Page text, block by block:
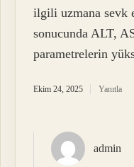
ilgili uzmana sevk
sonucunda ALT,
parametrelerin
Ekim 24, 2025 Yanıtla
admin